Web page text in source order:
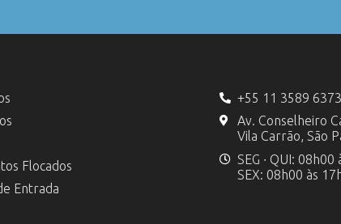
Flocados
Entrada
+55 11 3589 6373
Av. Conselheiro
Vila Carrão, São
SEG ∙ QUI: 08h00
SEX: 08h00 às